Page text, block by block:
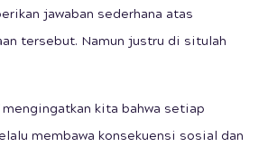
jawaban sederhana atas
tersebut. Namun justru di situlah
mengingatkan kita bahwa setiap
membawa konsekuensi sosial dan